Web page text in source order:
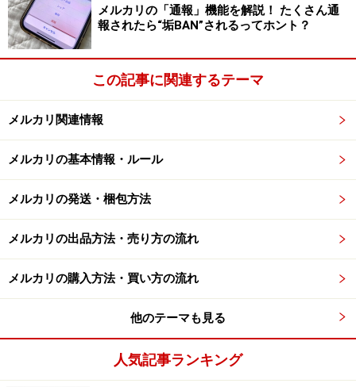
PCからの登録では招待コードは使えない
アカウントの取得はスマホから行う人が多いと思うので
すが、メルカリはPCからも登録ができます。ただし、
PCから会員登録をするときには、招待コードは使えませ
ルカリを利用するとしても、登録はスマホやタブレット
から行った方がお得です。
自分の招待コードの確認法
もらいたいのですが、どこで確認ができるのでしょう
か。
メルカリの「通報」機能を解説！ たくさん通
報されたら“垢BAN”されるってホント？
この記事に関連するテーマ
メルカリ関連情報
メルカリの基本情報・ルール
メルカリの発送・梱包方法
メルカリの出品方法・売り方の流れ
メルカリの購入方法・買い方の流れ
他のテーマも見る
人気記事ランキング